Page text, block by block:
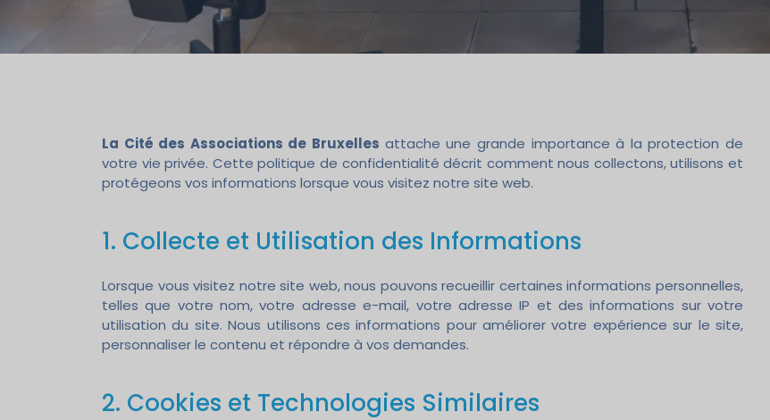
La Cité des Associations de Bruxelles attache une grande importance à la protection de
votre vie privée. Cette politique de confidentialité décrit comment nous collectons, utilisons et
protégeons vos informations lorsque vous visitez notre site web.
1. Collecte et Utilisation des Informations
Lorsque vous visitez notre site web, nous pouvons recueillir certaines informations personnelles,
telles que votre nom, votre adresse e-mail, votre adresse IP et des informations sur votre
utilisation du site. Nous utilisons ces informations pour améliorer votre expérience sur le site,
personnaliser le contenu et répondre à vos demandes.
2. Cookies et Technologies Similaires